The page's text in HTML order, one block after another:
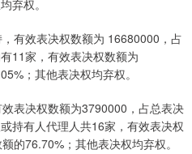
弃权。
效表决权数额为 16680000，占
11家，有效表决权数额为
；其他表决权均弃权。
表决权数额为3790000，占总表决
持有人代理人共16家，有效表决权
的76.70%；其他表决权均弃权。